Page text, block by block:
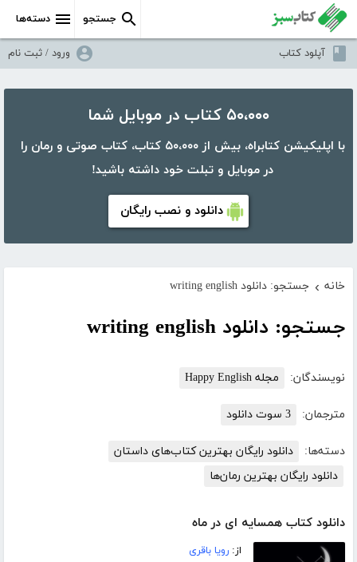
دسته‌ها جستجو
آپلود کتاب ورود / ثبت نام
۵۰،۰۰۰ کتاب در موبایل شما
با اپلیکیشن کتابراه، بیش از ۵۰،۰۰۰ کتاب، کتاب صوتی و رمان را
در موبایل و تبلت خود داشته باشید!
دانلود و نصب رایگان
خانه › جستجو: دانلود writing english
جستجو: دانلود writing english
نویسندگان: مجله Happy English
مترجمان: 3 سوت دانلود
دسته‌ها:
دانلود رایگان بهترین کتاب‌های داستان
دانلود رایگان بهترین رمان‌ها
دانلود کتاب همسایه ای در ماه
از:رویا باقری